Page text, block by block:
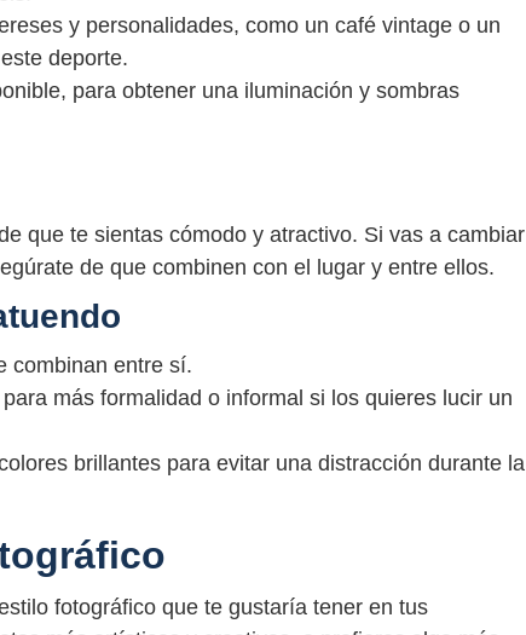
y personalidades, como un café vintage o un
deporte.
para obtener una iluminación y sombras
que te sientas cómodo y atractivo. Si vas a cambiar
de que combinen con el lugar y entre ellos.
combinan entre sí.
más formalidad o informal si los quieres lucir un
brillantes para evitar una distracción durante la
fotográfico que te gustaría tener en tus